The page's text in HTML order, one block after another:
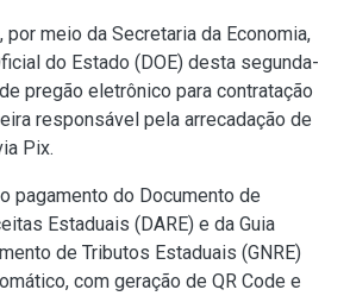
por meio da Secretaria da Economia,
do Estado (DOE) desta segunda-
pregão eletrônico para contratação
responsável pela arrecadação de
Pix.
pagamento do Documento de
Estaduais (DARE) e da Guia
de Tributos Estaduais (GNRE)
com geração de QR Code e